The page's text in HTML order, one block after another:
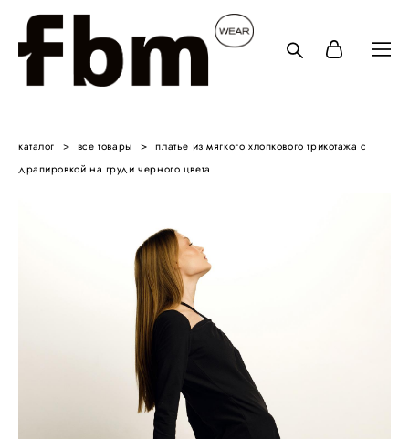
каталог > все товары > платье из мягкого хлопкового трикотажа с
драпировкой на груди черного цвета